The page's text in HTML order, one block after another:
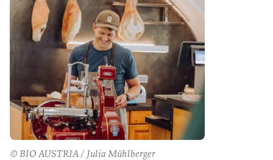
© BIO AUSTRIA / Julia Mühlberger